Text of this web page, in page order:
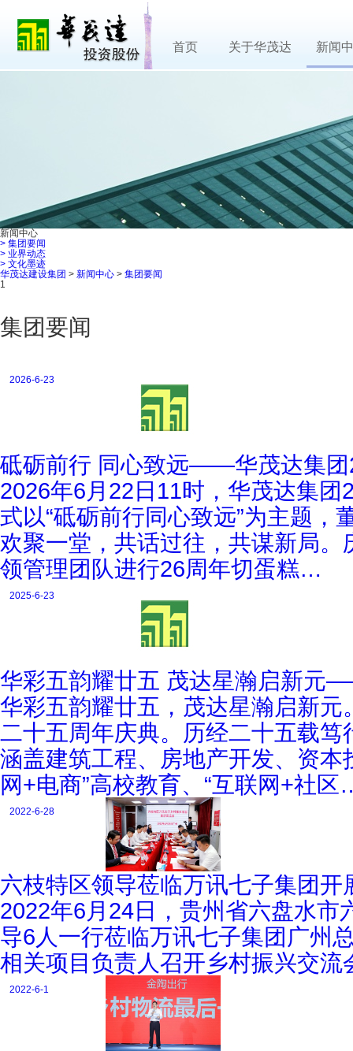
首页 关于华茂达 新闻
新闻中心
> 集团要闻
> 业界动态
> 文化墨迹
华茂达建设集团 > 新闻中心 > 集团要闻
1
集团要闻
2026-6-23
砥砺前行 同心致远——华茂达集团
2026年6月22日11时，华茂达集
式以“砥砺前行同心致远”为主题
欢聚一堂，共话过往，共谋新局
领管理团队进行26周年切蛋糕…
2025-6-23
华彩五韵耀廿五 茂达星瀚启新元
华彩五韵耀廿五，茂达星瀚启新
二十五周年庆典。历经二十五载
涵盖建筑工程、房地产开发、资
网+电商”高校教育、“互联网+社
2022-6-28
六枝特区领导莅临万讯七子集团开
2022年6月24日，贵州省六盘水
导6人一行莅临万讯七子集团广州
相关项目负责人召开乡村振兴交流
2022-6-1